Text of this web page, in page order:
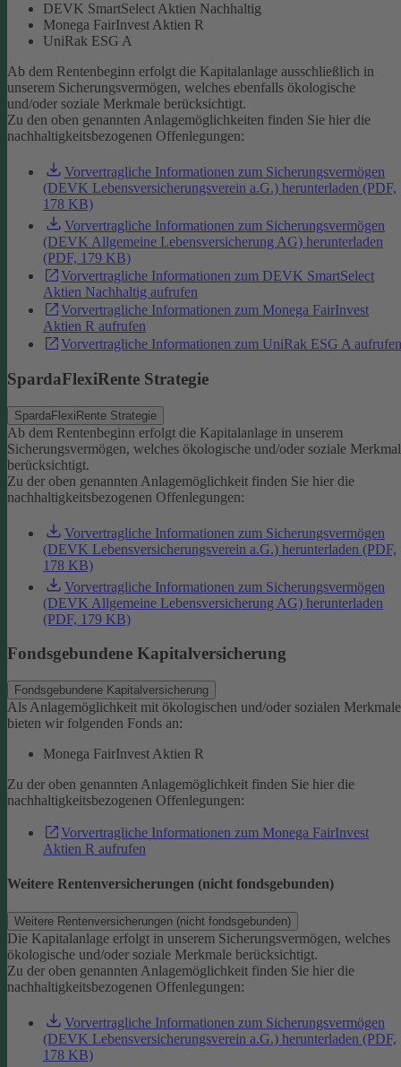
DEVK SmartSelect Aktien Nachhaltig
Monega FairInvest Aktien R
UniRak ESG A
Ab dem Rentenbeginn erfolgt die Kapitalanlage ausschließlich in
unserem Sicherungsvermögen, welches ebenfalls ökologische
und/oder soziale Merkmale berücksichtigt.
Zu den oben genannten Anlagemöglichkeiten finden Sie hier die
nachhaltigkeitsbezogenen Offenlegungen:
Vorvertragliche Informationen zum Sicherungsvermögen
(DEVK Lebensversicherungsverein a.G.) herunterladen (PDF,
178 KB)
Vorvertragliche Informationen zum Sicherungsvermögen
(DEVK Allgemeine Lebensversicherung AG) herunterladen
(PDF, 179 KB)
Vorvertragliche Informationen zum DEVK SmartSelect
Aktien Nachhaltig aufrufen
Vorvertragliche Informationen zum Monega FairInvest
Aktien R aufrufen
Vorvertragliche Informationen zum UniRak ESG A aufrufen
SpardaFlexiRente Strategie
SpardaFlexiRente Strategie
Ab dem Rentenbeginn erfolgt die Kapitalanlage in unserem
Sicherungsvermögen, welches ökologische und/oder soziale
berücksichtigt.
Zu der oben genannten Anlagemöglichkeit finden Sie hier die
nachhaltigkeitsbezogenen Offenlegungen:
Vorvertragliche Informationen zum Sicherungsvermögen
(DEVK Lebensversicherungsverein a.G.) herunterladen (PDF,
178 KB)
Vorvertragliche Informationen zum Sicherungsvermögen
(DEVK Allgemeine Lebensversicherung AG) herunterladen
(PDF, 179 KB)
Fondsgebundene Kapitalversicherung
Fondsgebundene Kapitalversicherung
Als Anlagemöglichkeit mit ökologischen und/oder sozialen
bieten wir folgenden Fonds an:
Monega FairInvest Aktien R
Zu der oben genannten Anlagemöglichkeit finden Sie hier die
nachhaltigkeitsbezogenen Offenlegungen:
Vorvertragliche Informationen zum Monega FairInvest
Aktien R aufrufen
Weitere Rentenversicherungen (nicht fondsgebunden)
Weitere Rentenversicherungen (nicht fondsgebunden)
Die Kapitalanlage erfolgt in unserem Sicherungsvermögen, welches
ökologische und/oder soziale Merkmale berücksichtigt.
Zu der oben genannten Anlagemöglichkeit finden Sie hier die
nachhaltigkeitsbezogenen Offenlegungen:
Vorvertragliche Informationen zum Sicherungsvermögen
(DEVK Lebensversicherungsverein a.G.) herunterladen (PDF,
178 KB)